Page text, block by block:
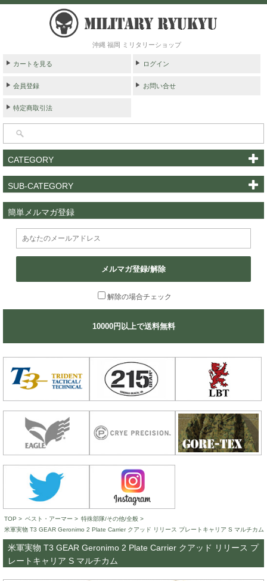
沖縄 福岡 ミリタリーショップ
カートを見る ログイン
会員登録 お問い合せ
特定商取引法
CATEGORY
SUB-CATEGORY
簡単メルマガ登録
メルマガ登録/解除
解除の場合チェック
10000円以上で送料無料
TOP > ベスト・アーマー > 特殊部隊/その他/全般 >
米軍実物 T3 GEAR Geronimo 2 Plate Carrier クアッド リリース プレートキャリア S マルチカム
米軍実物 T3 GEAR Geronimo 2 Plate Carrier クアッド リリース プ
レートキャリア S マルチカム